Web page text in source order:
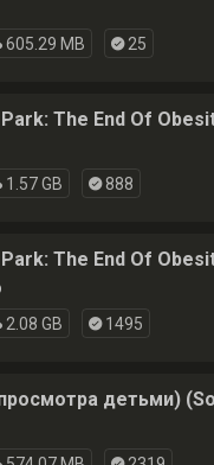
605.29 MB 25
The End Of
1.57 GB 888
The End Of
2.08 GB 1495
детьми)